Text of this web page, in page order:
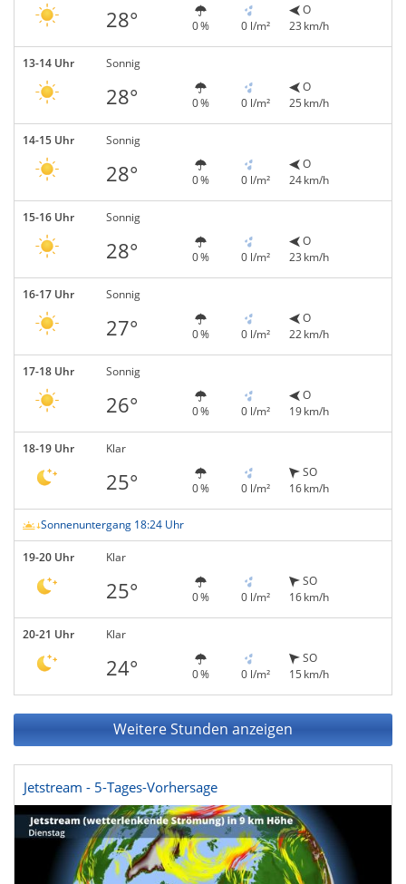
28° 0 % 0 l/m²
O
23 km/h
13-14 Uhr Sonnig
28° 0 % 0 l/m²
O
25 km/h
14-15 Uhr Sonnig
28° 0 % 0 l/m²
O
24 km/h
15-16 Uhr Sonnig
28° 0 % 0 l/m²
O
23 km/h
16-17 Uhr Sonnig
27° 0 % 0 l/m²
O
22 km/h
17-18 Uhr Sonnig
26° 0 % 0 l/m²
O
19 km/h
18-19 Uhr Klar
25° 0 % 0 l/m²
SO
16 km/h
Sonnenuntergang 18:24 Uhr
19-20 Uhr Klar
25° 0 % 0 l/m²
SO
16 km/h
20-21 Uhr Klar
24° 0 % 0 l/m²
SO
15 km/h
Weitere Stunden anzeigen
Jetstream - 5-Tages-Vorhersage